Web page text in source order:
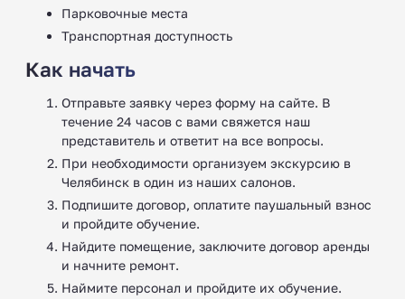
Парковочные места
Транспортная доступность
Как начать
Отправьте заявку через форму на сайте. В
течение 24 часов с вами свяжется наш
представитель и ответит на все вопросы.
При необходимости организуем экскурсию в
Челябинск в один из наших салонов.
Подпишите договор, оплатите паушальный взнос
и пройдите обучение.
Найдите помещение, заключите договор аренды
и начните ремонт.
Наймите персонал и пройдите их обучение.